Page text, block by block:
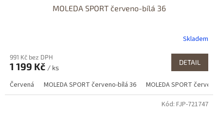
MOLEDA SPORT červeno-bílá 36
Skladem
991 Kč bez DPH
1 199 Kč / ks
DETAIL
Červená MOLEDA SPORT červeno-bílá 36 MOLEDA SPORT
Kód: FJP-721747